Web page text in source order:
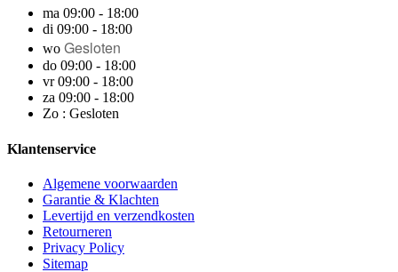
ma 09:00 - 18:00
di 09:00 - 18:00
wo Gesloten
do 09:00 - 18:00
vr 09:00 - 18:00
za 09:00 - 18:00
Zo : Gesloten
Klantenservice
Algemene voorwaarden
Garantie & Klachten
Levertijd en verzendkosten
Retourneren
Privacy Policy
Sitemap